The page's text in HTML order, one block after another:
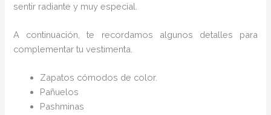
sentir radiante y muy especial.
A continuación, te recordamos algunos detalles para
complementar tu vestimenta.
Zapatos cómodos de color.
Pañuelos
Pashminas